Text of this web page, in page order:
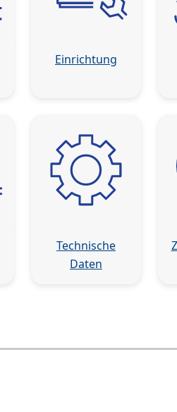
Einrichtung
Technische
Daten